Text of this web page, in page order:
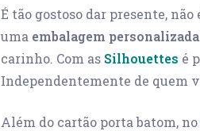
É tão gostoso dar presente,
uma embalagem personalizada
carinho. Com as Silhouettes é
Independentemente de quem
Além do cartão porta batom, no